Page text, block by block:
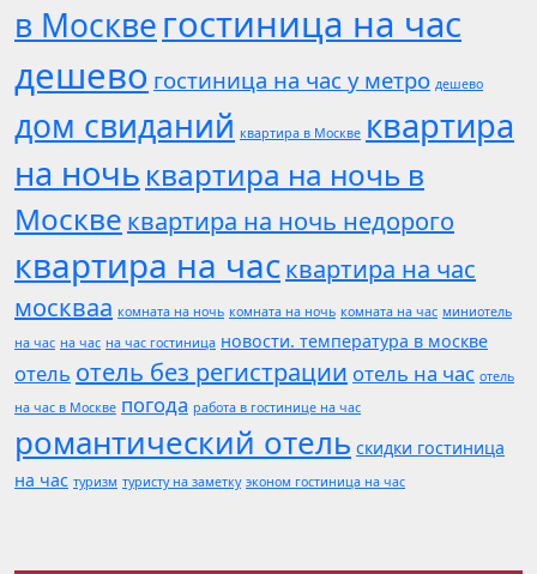
в Москвегостиница на час
дешево гостиница на час у метро дешево
дом свиданий квартира в Москве квартира
на ночь квартира на ночь в
Москве квартира на ночь недорого
квартира на часквартира на час
москваа комната на ночь комната на ночь комната на час миниотель
на час на час на час гостиница новости. температура в москве
отель отель без регистрации отель на час отель
на час в Москве погода работа в гостинице на час
романтический отель скидки гостиница
на час туризм туристу на заметку эконом гостиница на час